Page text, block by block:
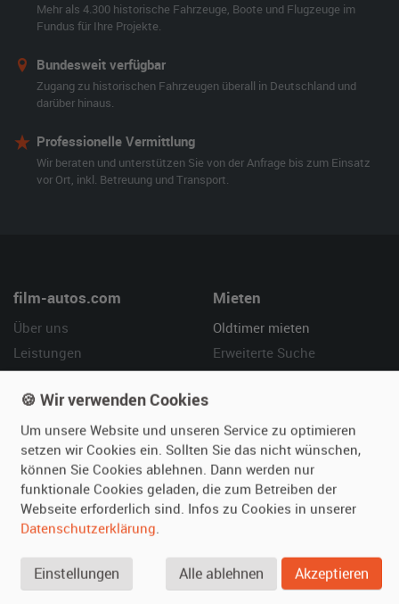
Mehr als 4.300 historische Fahrzeuge, Boote und Flugzeuge im
Fundus für Ihre Projekte.
Bundesweit verfügbar
Zugang zu historischen Fahrzeugen überall in Deutschland und
darüber hinaus.
Professionelle Vermittlung
Wir beraten und unterstützen Sie von der Anfrage bis zum Einsatz
vor Ort, inkl. Betreuung und Transport.
film-autos.com
Über uns
Leistungen
Kundenmeinungen
Mieten
Oldtimer mieten
Erweiterte Suche
Vermieten
Oldtimer anmelden
Fotos senden
Fragen für Vermieter
Inserat verwalten
Hilfe
Häufige Fragen (FAQ)
So funktioniert's
🍪 Wir verwenden Cookies
Um unsere Website und unseren Service zu optimieren
setzen wir Cookies ein. Sollten Sie das nicht wünschen,
können Sie Cookies ablehnen. Dann werden nur
funktionale Cookies geladen, die zum Betreiben der
Webseite erforderlich sind. Infos zu Cookies in unserer
Datenschutzerklärung.
Einstellungen Alle ablehnen Akzeptieren